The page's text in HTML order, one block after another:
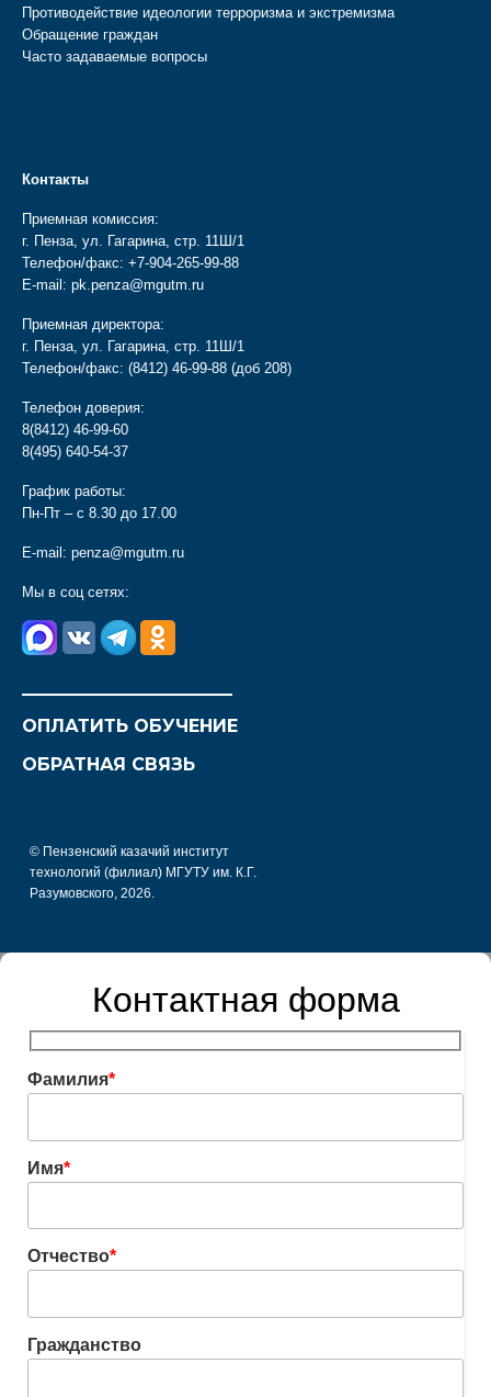
Противодействие идеологии терроризма и экстремизма
Обращение граждан
Часто задаваемые вопросы
Контакты
Приемная комиссия:
г. Пенза, ул. Гагарина, стр. 11Ш/1
Телефон/факс: +7-904-265-99-88
E-mail: pk.penza@mgutm.ru
Приемная директора:
г. Пенза, ул. Гагарина, стр. 11Ш/1
Телефон/факс: (8412) 46-99-88 (доб 208)
Телефон доверия:
8(8412) 46-99-60
8(495) 640-54-37
График работы:
Пн-Пт – с 8.30 до 17.00
E-mail: penza@mgutm.ru
Мы в соц сетях:
ОПЛАТИТЬ ОБУЧЕНИЕ
ОБРАТНАЯ СВЯЗЬ
© Пензенский казачий институт
технологий (филиал) МГУТУ им. К.Г.
Разумовского, 2026.
Контактная форма
Фамилия*
Имя*
Отчество*
Гражданство